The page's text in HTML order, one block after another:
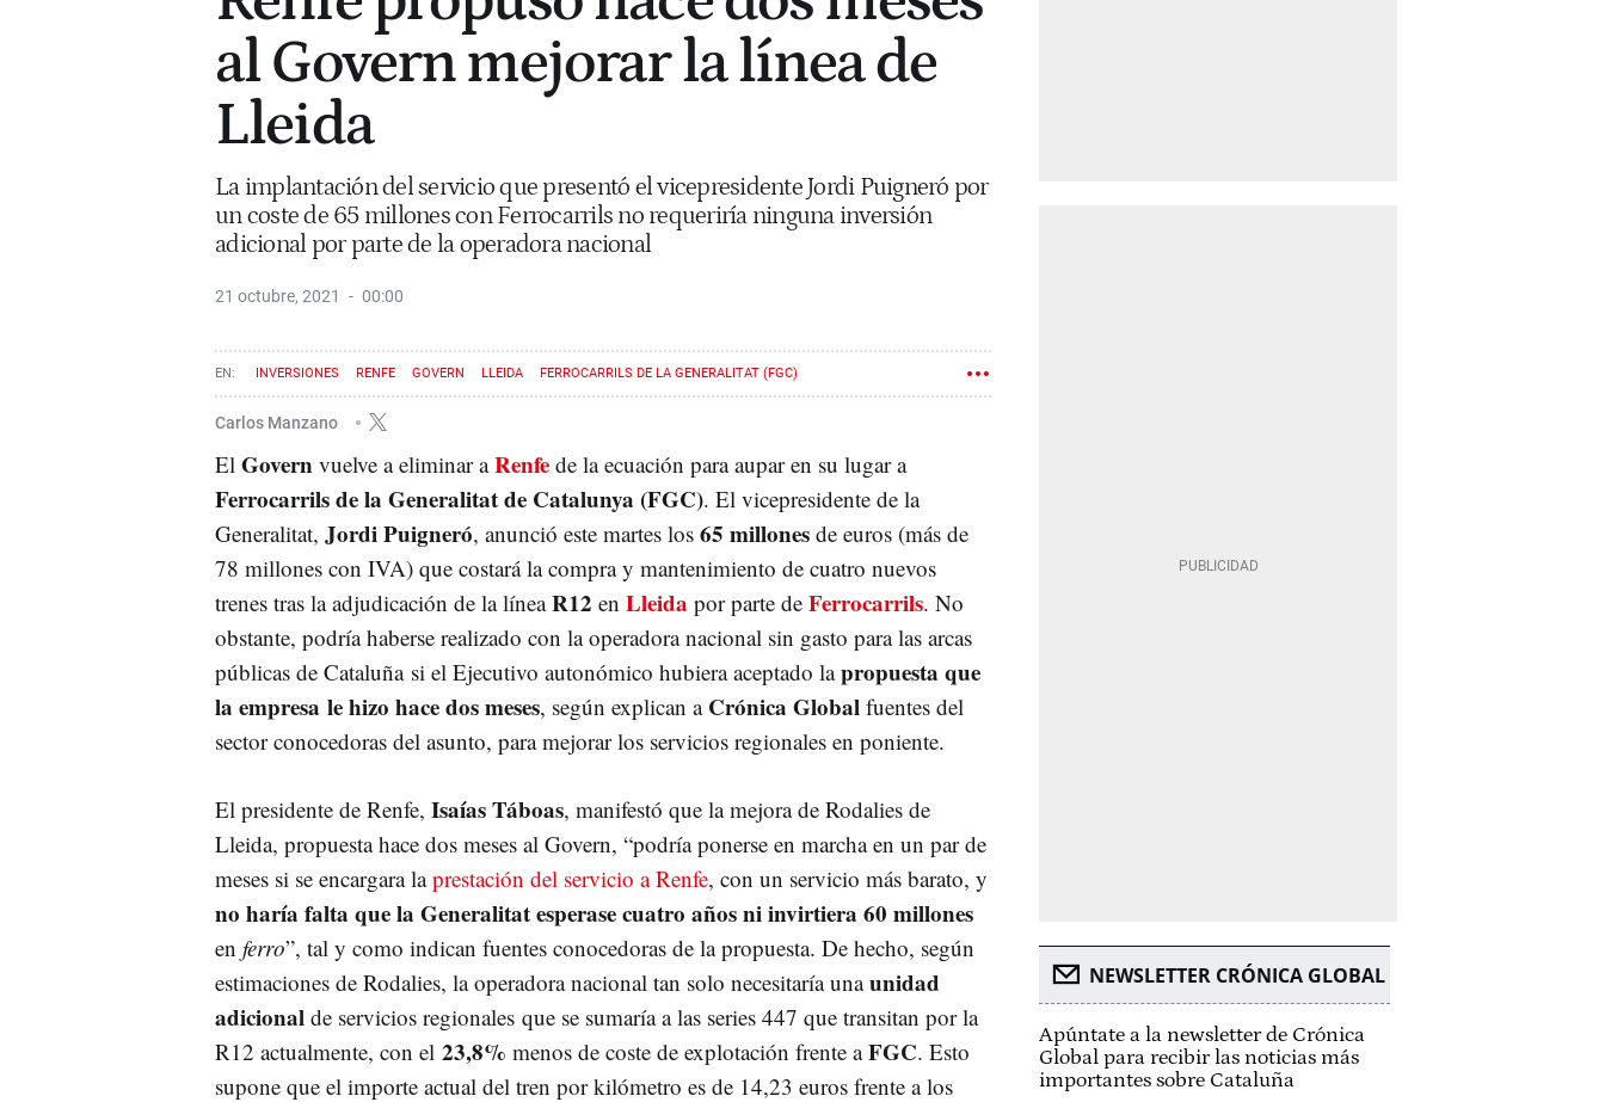
al Govern mejorar la línea de
Lleida
La implantación del servicio que presentó el vicepresidente Jordi Puigneró por
un coste de 65 millones con Ferrocarrils no requeriría ninguna inversión
adicional por parte de la operadora nacional
21 octubre, 2021 00:00
INVERSIONES RENFE GOVERN LLEIDA FERROCARRILS DE LA GENERALITAT (FGC)
Carlos Manzano
El Govern vuelve a eliminar aRenfe de la ecuación para aupar en su lugar a
Ferrocarrils de la Generalitat de Catalunya (FGC). El vicepresidente de la
Generalitat, Jordi Puigneró, anunció este martes los 65 millones de euros (más de
78 millones con IVA) que costará la compra y mantenimiento de cuatro nuevos
trenes tras la adjudicación de la líneaR12 en Lleida por parte de Ferrocarrils. No
obstante, podría haberse realizado con la operadora nacional sin gasto para las arcas
públicas de Cataluña si el Ejecutivo autonómico hubiera aceptado lapropuesta que
la empresa le hizo hace dos meses, según explican a Crónica Global fuentes del
sector conocedoras del asunto, para mejorar los servicios regionales en poniente.
El presidente de Renfe, Isaías Táboas, manifestó que la mejora de Rodalies de
Lleida, propuesta hace dos meses al Govern, “podría ponerse en marcha en un par de
meses si se encargara laprestación del servicio a Renfe, con un servicio más barato, y
no haría falta que la Generalitat esperase cuatro años ni invirtiera 60 millones
en ferro”, tal y como indican fuentes conocedoras de la propuesta. De hecho, según
estimaciones de Rodalies, la operadora nacional tan solo necesitaría unaunidad
adicional de servicios regionales que se sumaría a las series 447 que transitan por la
R12 actualmente, con el 23,8% menos de coste de explotación frente aFGC. Esto
supone que el importe actual del tren por kilómetro es de 14,23 euros frente a los
NEWSLETTER CRÓNICA GLOBAL
Apúntate a la newsletter de Crónica
Global para recibir las noticias más
importantes sobre Cataluña